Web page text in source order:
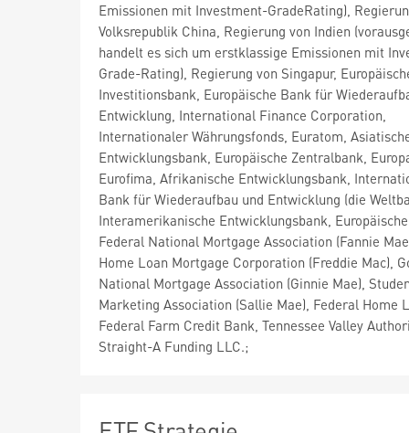
Emissionen mit Investment-GradeRating),
Volksrepublik China, Regierung von Indien
handelt es sich um erstklassige Emissionen mit
Grade-Rating), Regierung von Singapur,
Investitionsbank, Europäische Bank für
Entwicklung, International Finance Corporation,
Internationaler Währungsfonds, Euratom,
Entwicklungsbank, Europäische Zentralbank,
Eurofima, Afrikanische Entwicklungsbank,
Bank für Wiederaufbau und Entwicklung (die
Interamerikanische Entwicklungsbank,
Federal National Mortgage Association (Fannie
Home Loan Mortgage Corporation (Freddie Mac),
National Mortgage Association (Ginnie Mae),
Marketing Association (Sallie Mae), Federal Home
Federal Farm Credit Bank, Tennessee Valley
Straight-A Funding LLC.;